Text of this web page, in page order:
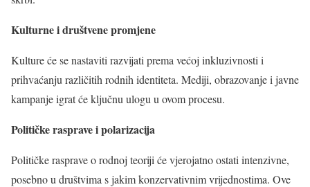
Kulturne i društvene promjene
Kulture će se nastaviti razvijati prema većoj inkluzivnosti i
prihvaćanju različitih rodnih identiteta. Mediji, obrazovanje i javne
kampanje igrat će ključnu ulogu u ovom procesu.
Političke rasprave i polarizacija
Političke rasprave o rodnoj teoriji će vjerojatno ostati intenzivne,
posebno u društvima s jakim konzervativnim vrijednostima. Ove